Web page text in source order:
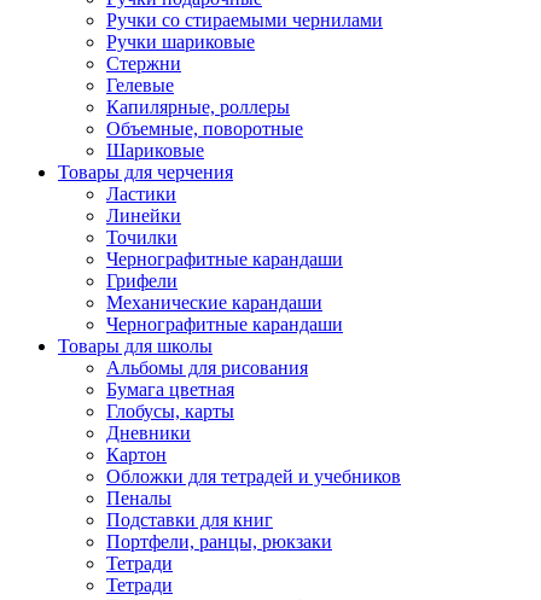
Ручки со стираемыми чернилами
Ручки шариковые
Стержни
Гелевые
Капилярные, роллеры
Объемные, поворотные
Шариковые
Товары для черчения
Ластики
Линейки
Точилки
Чернографитные карандаши
Грифели
Механические карандаши
Чернографитные карандаши
Товары для школы
Альбомы для рисования
Бумага цветная
Глобусы, карты
Дневники
Картон
Обложки для тетрадей и учебников
Пеналы
Подставки для книг
Портфели, ранцы, рюкзаки
Тетради
Тетради